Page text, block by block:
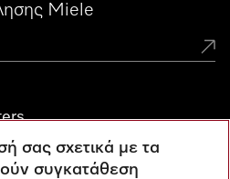
Miele
Center
σας σχετικά με τα
συγκατάθεση